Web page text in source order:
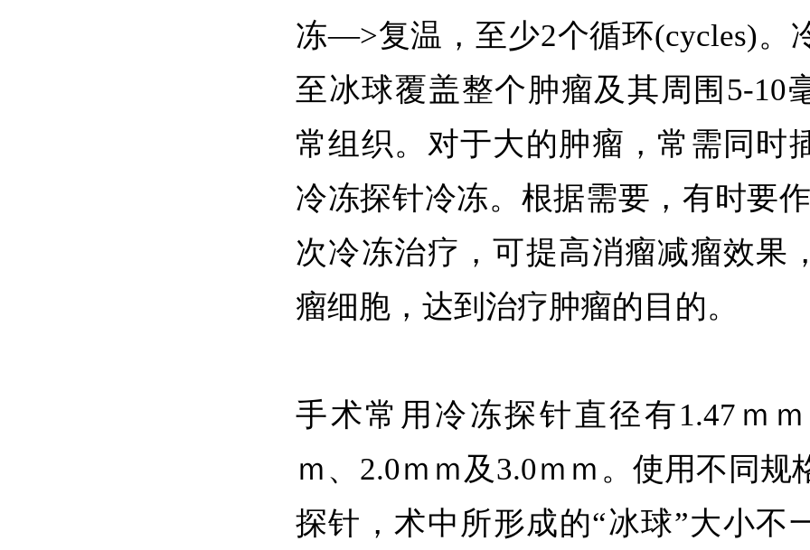
冻―>复温，至少2个循环(cycles)。
至冰球覆盖整个肿瘤及其周围5-10
常组织。对于大的肿瘤，常需同时
冷冻探针冷冻。根据需要，有时要
次冷冻治疗，可提高消瘤减瘤效果
瘤细胞，达到治疗肿瘤的目的。
手术常用冷冻探针直径有1.47ｍ
ｍ、2.0ｍｍ及3.0ｍｍ。使用不同规
探针，术中所形成的“冰球”大小不